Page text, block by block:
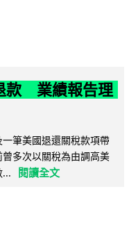
款 業績報告理
筆美國退還關稅款項帶
多次以關稅為由調高美
...
閱讀全文